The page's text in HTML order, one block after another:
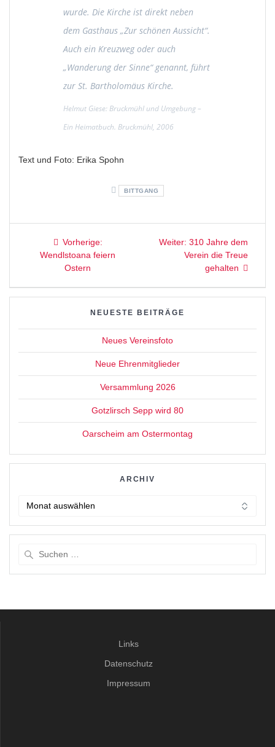
wurde. Die Kirche ist direkt neben
dem Gasthaus „Zur schönen Aussicht“.
Auch ein Kreuzweg oder auch
„Wanderung der Sinne“genannt, führt
zur St. Bartholomäus Kirche.
Helmut Giese: Bruckmühl und Umgebung –
Ein Heimatbuch. Bruckmühl, 2006
Text und Foto: Erika Spohn
BITTGANG
Beitragsnavigation
Vorherige:Vorheriger
Beitrag:
Wendlstoana feiern
Ostern
Weiter: Nächster
Beitrag:
310 Jahre dem
Verein die Treue
gehalten
NEUESTE BEITRÄGE
Neues Vereinsfoto
Neue Ehrenmitglieder
Versammlung 2026
Gotzlirsch Sepp wird 80
Oarscheim am Ostermontag
ARCHIV
Links
Datenschutz
Impressum